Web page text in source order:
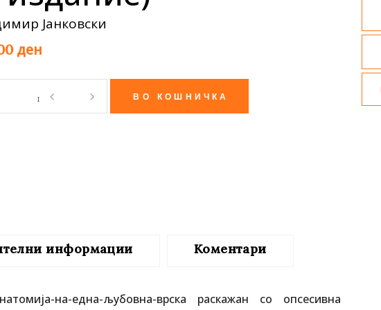
нефикција
Јанковски
ден
ВО КОШНИЧКА
информации Коментари
на-една-љубовна-врска раскажан со опсесивна